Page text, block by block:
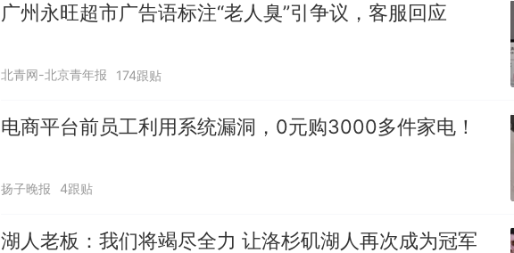
广州永旺超市广告语标注“老人臭”引争议，客服回应
北青网-北京青年报 174跟贴
电商平台前员工利用系统漏洞，0元购3000多件家电！
扬子晚报 4跟贴
湖人老板：我们将竭尽全力 让洛杉矶湖人再次成为冠军